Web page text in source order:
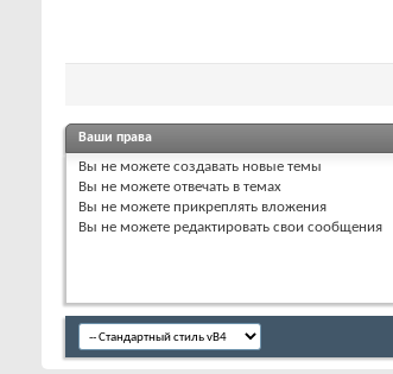
Ваши права
Вы не можете создавать новые темы
Вы не можете отвечать в темах
Вы не можете прикреплять вложения
Вы не можете редактировать свои сообщения